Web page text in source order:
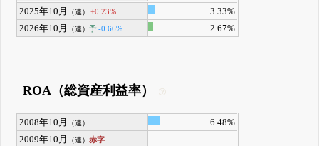
2025年10月
（連） +0.23%
3.33%
2026年10月
（連）予-0.66% 2.67%
ROA（総資産利益率）
2008年10月 （連）
6.48%
2009年10月
（連）赤字
-